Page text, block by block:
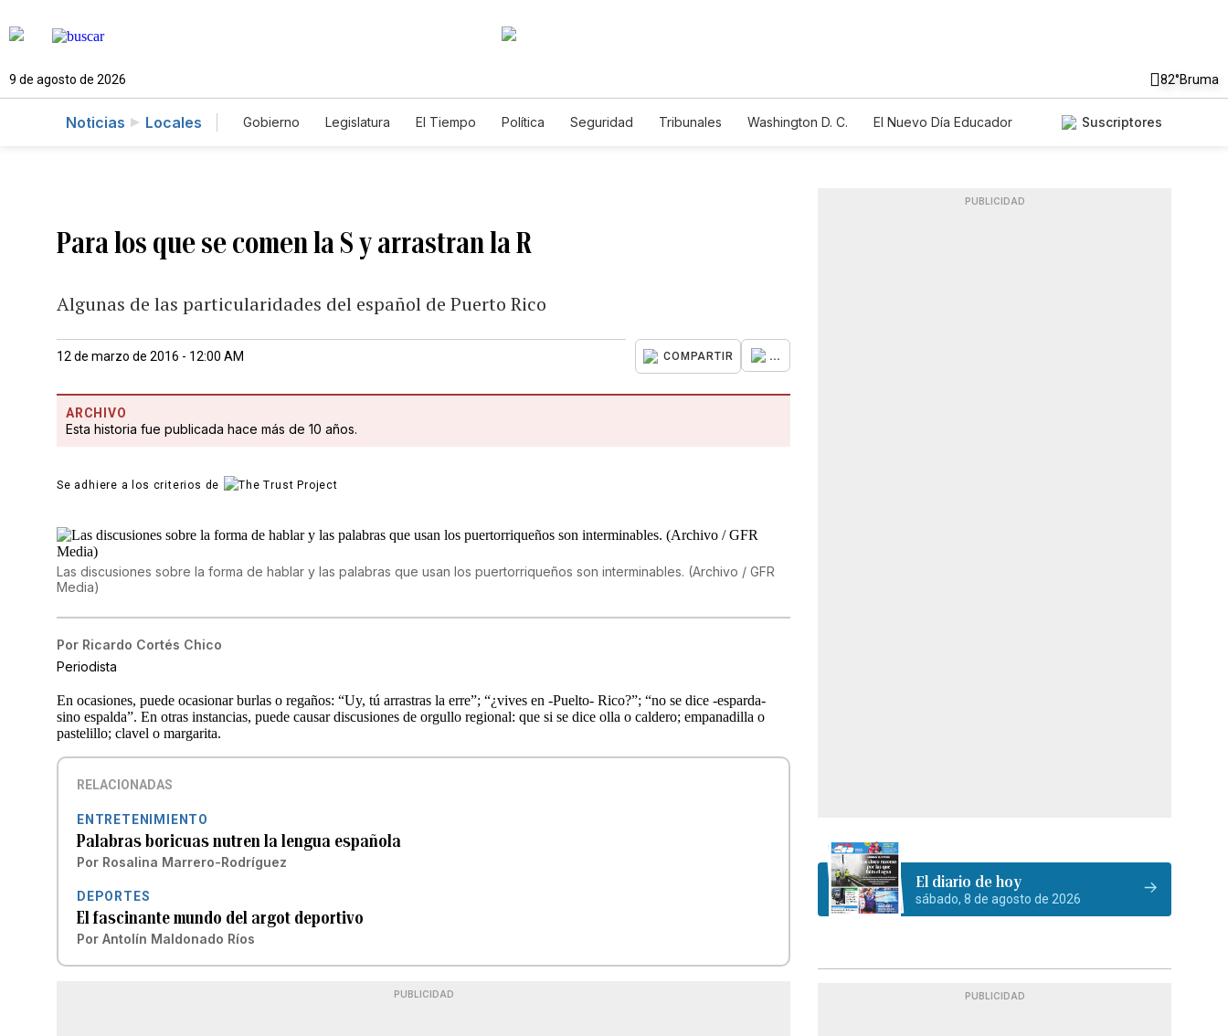
9 de agosto de 2026 82°Bruma
Noticias Locales Gobierno Legislatura El Tiempo Política Seguridad Tribunales Washington D. C.
El Nuevo Día Educador
Suscriptores
Para los que se comen la S y arrastran la R
Algunas de las particularidades del español de Puerto Rico
12 de marzo de 2016 - 12:00 AM COMPARTIR ...
ARCHIVO
Esta historia fue publicada hace más de 10 años.
Se adhiere a los criterios de
Las discusiones sobre la forma de hablar y las palabras que usan los puertorriqueños son interminables. (Archivo / GFR
Media)
Por Ricardo Cortés Chico
Periodista
En ocasiones, puede ocasionar burlas o regaños: “Uy, tú arrastras la erre”; “¿vives en -Puelto- Rico?”; “no se dice -esparda-
sino espalda”. En otras instancias, puede causar discusiones de orgullo regional: que si se dice olla o caldero; empanadilla o
pastelillo; clavel o margarita.
RELACIONADAS
ENTRETENIMIENTO
Palabras boricuas nutren la lengua española
Por Rosalina Marrero-Rodríguez
DEPORTES
El fascinante mundo del argot deportivo
Por Antolín Maldonado Ríos
PUBLICIDAD
PUBLICIDAD
El diario de hoy
sábado, 8 de agosto de 2026
PUBLICIDAD